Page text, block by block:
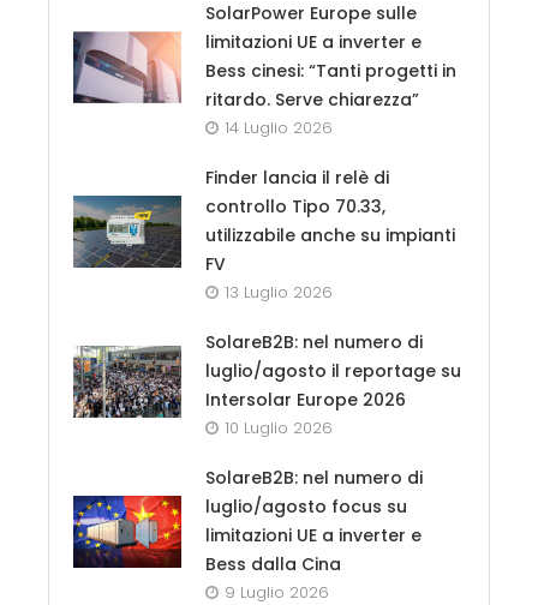
SolarPower Europe sulle
limitazioni UE a inverter e
Bess cinesi: “Tanti progetti in
ritardo. Serve chiarezza”
14 Luglio 2026
Finder lancia il relè di
controllo Tipo 70.33,
utilizzabile anche su impianti
FV
13 Luglio 2026
SolareB2B: nel numero di
luglio/agosto il reportage su
Intersolar Europe 2026
10 Luglio 2026
SolareB2B: nel numero di
luglio/agosto focus su
limitazioni UE a inverter e
Bess dalla Cina
9 Luglio 2026